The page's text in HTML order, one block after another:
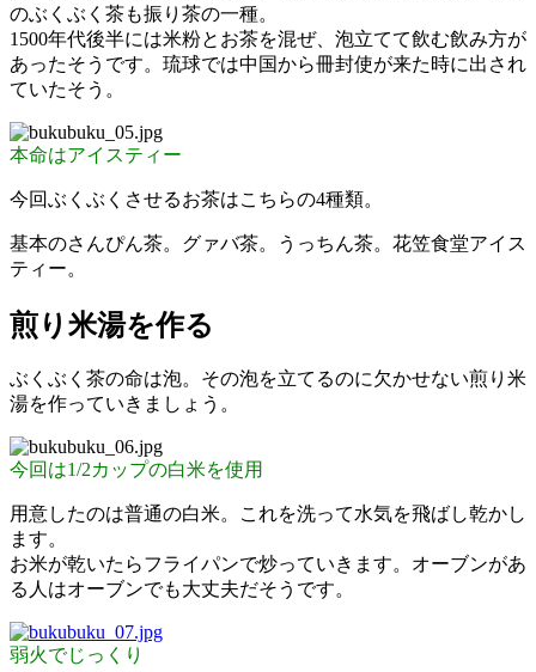
のぶくぶく茶も振り茶の一種。
1500年代後半には米粉とお茶を混ぜ、泡立てて飲む飲み方が
あったそうです。琉球では中国から冊封使が来た時に出され
ていたそう。
本命はアイスティー
今回ぶくぶくさせるお茶はこちらの4種類。
基本のさんぴん茶。グァバ茶。うっちん茶。花笠食堂アイス
ティー。
煎り米湯を作る
ぶくぶく茶の命は泡。その泡を立てるのに欠かせない煎り米
湯を作っていきましょう。
今回は1/2カップの白米を使用
用意したのは普通の白米。これを洗って水気を飛ばし乾かし
ます。
お米が乾いたらフライパンで炒っていきます。オーブンがあ
る人はオーブンでも大丈夫だそうです。
弱火でじっくり